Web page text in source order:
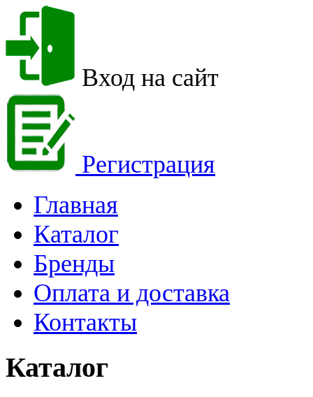
Вход на сайт
Регистрация
Главная
Каталог
Бренды
Оплата и доставка
Контакты
Каталог